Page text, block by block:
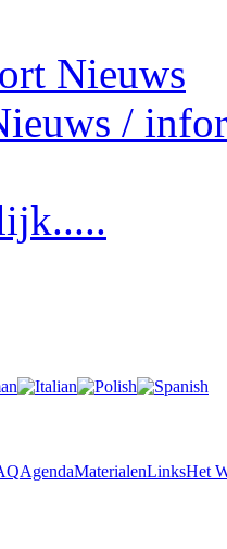
Nieuws
/
AgendaMaterialenLinksHet